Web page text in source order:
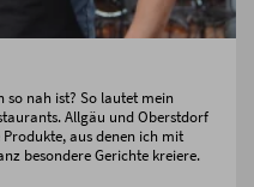
so nah ist? So lautet mein
Allgäu und Oberstdorf
aus denen ich mit
besondere Gerichte kreiere.